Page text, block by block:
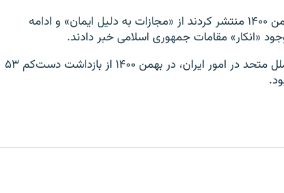
چند سازمان حقوق بشری در گزارشی که اوایل بهمن ۱۴۰۰ منتشر کردند از «مجازات به دلیل ایمان» و ادامه
«انکار» مقامات جمهوری اسلامی خبر دادند.
جاوید رحمان، گزارشگر ویژه حقوق بشر سازمان ملل متحد در امور ایران، در بهمن ۱۴۰۰ از بازداشت دست‌کم ۵۳